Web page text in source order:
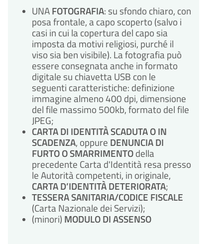
UNAFOTOGRAFIA: su sfondo chiaro, con
posa frontale, a capo scoperto (salvo i
casi in cui la copertura del capo sia
imposta da motivi religiosi, purché il
viso sia ben visibile). La fotografia può
essere consegnata anche in formato
digitale su chiavetta USB con le
seguenti caratteristiche: definizione
immagine almeno 400 dpi, dimensione
del file massimo 500kb, formato del file
JPEG;
CARTA DI IDENTITÀ SCADUTA O IN
SCADENZA, oppure DENUNCIA DI
FURTO O SMARRIMENTOdella
precedente Carta d'Identità resa presso
le Autorità competenti, in originale,
CARTA D’IDENTITÀ DETERIORATA;
TESSERA SANITARIA/CODICE FISCALE
(Carta Nazionale dei Servizi);
(minori) MODULO DI ASSENSO